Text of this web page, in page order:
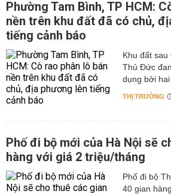
Phường Tam Bình, TP HCM:
nền trên khu đất đã có chủ,
tiếng cảnh báo
Khu đất sau
Thủ Đức
dụng bởi hai
THỊ TRƯỜNG
Phố đi bộ mới của Hà Nội sẽ
hàng với giá 2 triệu/tháng
Phố đi bộ
40 gian